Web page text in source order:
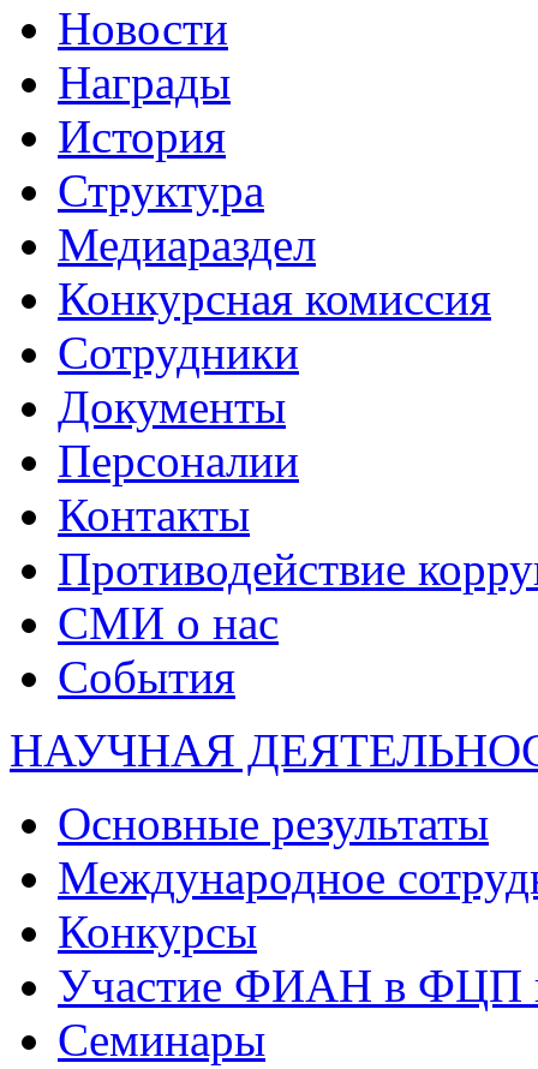
Новости
Награды
История
Структура
Медиараздел
Конкурсная комиссия
Сотрудники
Документы
Персоналии
Контакты
Противодействие
СМИ о нас
События
НАУЧНАЯ
Основные результаты
Международное
Конкурсы
Участие ФИАН в ФЦП
Семинары